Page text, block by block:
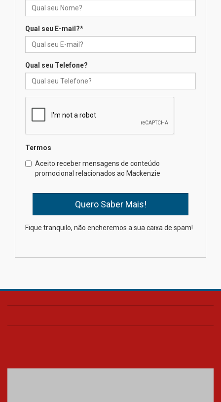
das novas tecnologias em
calouros do segundo semestre
04.08.2026
Brasília prepara seus
estudantes para o PAS antes
mesmo do Ensino Médio
na educação dos filhos além da
Qual seu E-mail?*
Qual seu Telefone?
Termos
Aceito receber mensagens de conteúdo
promocional relacionados ao Mackenzie
Fique tranquilo, não encheremos a sua caixa de spam!